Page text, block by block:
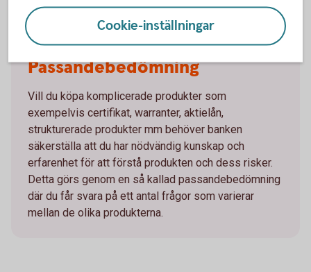
Passandebedömning
Vill du köpa komplicerade produkter som
exempelvis certifikat, warranter, aktielån,
strukturerade produkter mm behöver banken
säkerställa att du har nödvändig kunskap och
erfarenhet för att förstå produkten och dess risker.
Detta görs genom en så kallad passandebedömning
där du får svara på ett antal frågor som varierar
mellan de olika produkterna.
Cookie-inställningar